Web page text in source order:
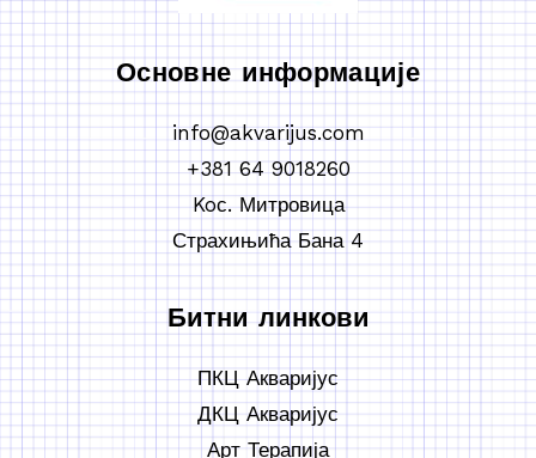
Основне информације
info@akvarijus.com
+381 64 9018260
Koс. Митровица
Страхињића Бана 4
Битни линкови
ПКЦ Акваријус
ДКЦ Акваријус
Арт Терапија